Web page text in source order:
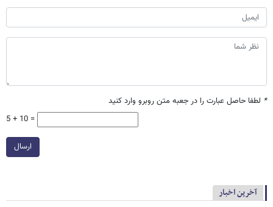
* لطفا حاصل عبارت را در جعبه متن روبرو وارد کنید
5 + 10 =
ارسال
آخرین اخبار